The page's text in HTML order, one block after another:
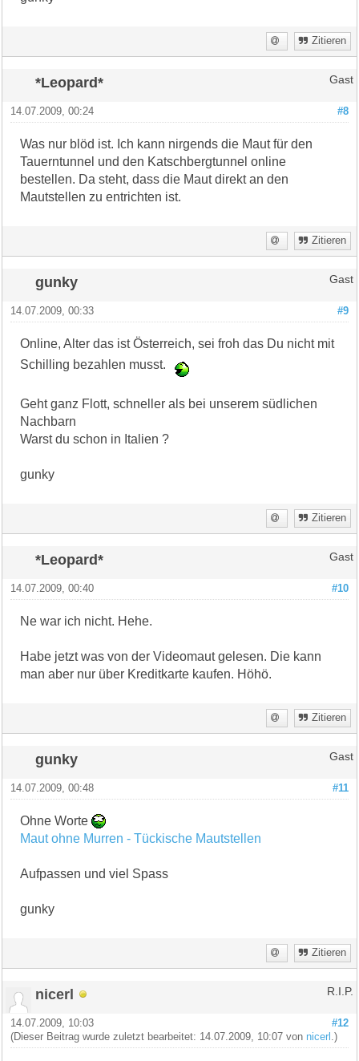
Zitieren
*Leopard* Gast
#8
14.07.2009, 00:24
Was nur blöd ist. Ich kann nirgends die Maut für den
Tauerntunnel und den Katschbergtunnel online
bestellen. Da steht, dass die Maut direkt an den
Mautstellen zu entrichten ist.
Zitieren
gunky Gast
#9
14.07.2009, 00:33
Online, Alter das ist Österreich, sei froh das Du nicht mit
Schilling bezahlen musst.
Geht ganz Flott, schneller als bei unserem südlichen
Nachbarn
Warst du schon in Italien ?
gunky
Zitieren
*Leopard* Gast
#10
14.07.2009, 00:40
Ne war ich nicht. Hehe.
Habe jetzt was von der Videomaut gelesen. Die kann
man aber nur über Kreditkarte kaufen. Höhö.
Zitieren
gunky Gast
#11
14.07.2009, 00:48
Ohne Worte
Maut ohne Murren - Tückische Mautstellen
Aufpassen und viel Spass
gunky
Zitieren
nicerl R.I.P.
#12
14.07.2009, 10:03
(Dieser Beitrag wurde zuletzt bearbeitet: 14.07.2009, 10:07 von nicerl .)